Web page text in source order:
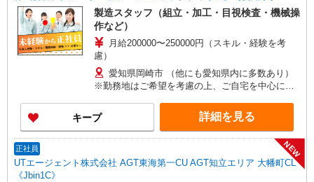
製造スタッフ（組立・加工・目視検査・機械操
作など）
月給200000〜250000円（スキル・経験を考
慮）
愛知県岡崎市 （他にも愛知県内に多数あり）
※勤務地はご希望を考慮の上、ご自宅を中心に通
し）
キープ 詳細を見る
正社員
UTエージェント株式会社 AGT東海第一CU AGT知立エリア 大幡町CL
《Jbin1C》
NEW